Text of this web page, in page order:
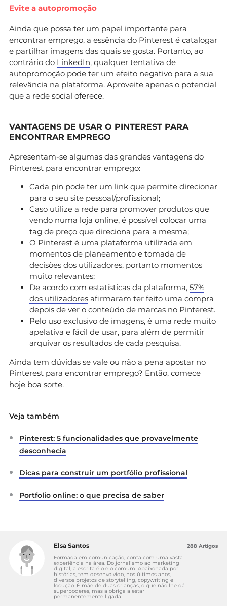
Evite a autopromoção
Ainda que possa ter um papel importante para
encontrar emprego, a essência do Pinterest é catalogar
e partilhar imagens das quais se gosta. Portanto, ao
contrário do LinkedIn, qualquer tentativa de
autopromoção pode ter um efeito negativo para a sua
relevância na plataforma. Aproveite apenas o potencial
que a rede social oferece.
VANTAGENS DE USAR O PINTEREST PARA
ENCONTRAR EMPREGO
Apresentam-se algumas das grandes vantagens do
Pinterest para encontrar emprego:
Cada pin pode ter um link que permite direcionar
para o seu site pessoal/profissional;
Caso utilize a rede para promover produtos que
vendo numa loja online, é possível colocar uma
tag de preço que direciona para a mesma;
O Pinterest é uma plataforma utilizada em
momentos de planeamento e tomada de
decisões dos utilizadores, portanto momentos
muito relevantes;
De acordo com estatísticas da plataforma, 57%
dos utilizadores afirmaram ter feito uma compra
depois de ver o conteúdo de marcas no Pinterest.
Pelo uso exclusivo de imagens, é uma rede muito
apelativa e fácil de usar, para além de permitir
arquivar os resultados de cada pesquisa.
Ainda tem dúvidas se vale ou não a pena apostar no
Pinterest para encontrar emprego? Então, comece
hoje boa sorte.
Veja também
Pinterest: 5 funcionalidades que provavelmente
desconhecia
Dicas para construir um portfólio profissional
Portfolio online: o que precisa de saber
Elsa Santos
Formada em comunicação, conta com uma vasta
experiência na área. Do jornalismo ao marketing
digital, a escrita é o elo comum. Apaixonada por
histórias, tem desenvolvido, nos últimos anos,
diversos projetos de storytelling, copywriting e
locução. É mãe de duas crianças, o que não lhe dá
superpoderes, mas a obriga a estar
permanentemente ligada.
288 Artigos